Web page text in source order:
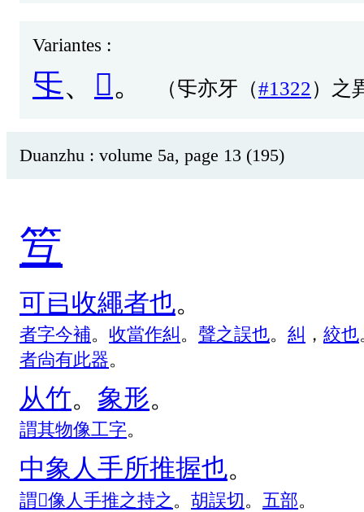
Variantes :
㸦、 𢆰。 （㸦亦牙（#1322）之
Duanzhu : volume 5a, page 13 (195)
䇘
可㠯收繩者也。
者字今補。 收當作糾 。 聲之誤也。 糾 ， 絞也
者尙有此器。
从竹。 象形。
謂其物像工字。
中象人手所推握也。
謂󰋯像人手推之持之 。 胡誤切 。 五部。